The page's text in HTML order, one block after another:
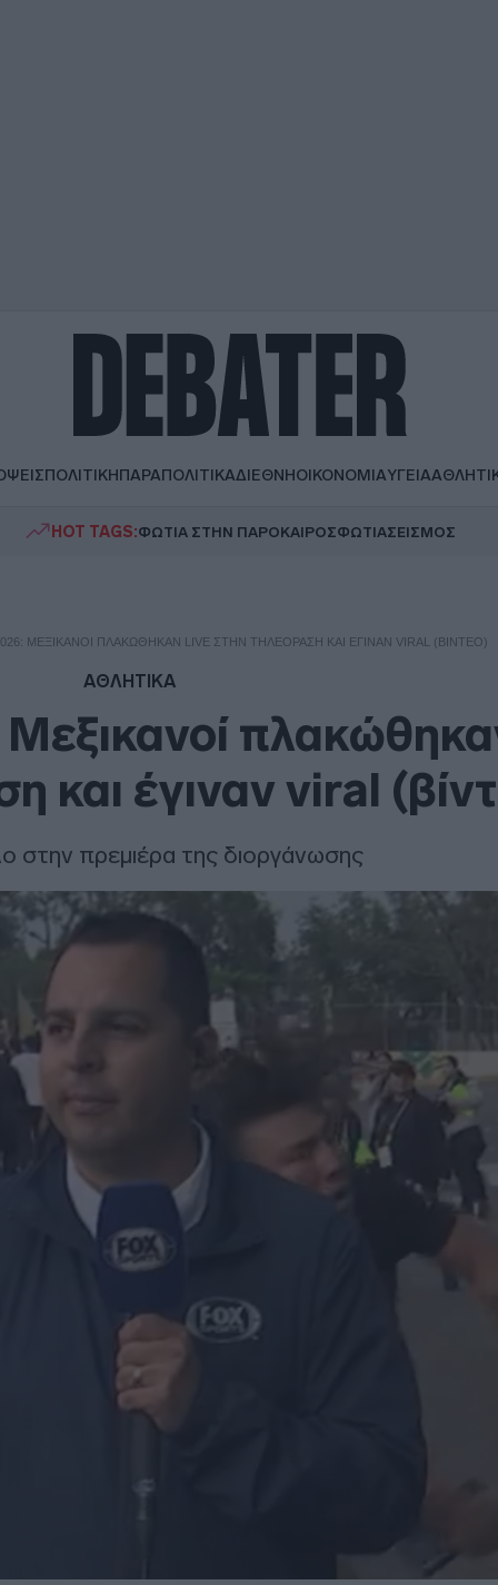
ΠΟΛΙΤΙΚΗΠΑΡΑΠΟΛΙΤΙΚΑΔΙΕΘΝΗΟΙΚΟΝΟΜΙΑΥΓΕΙΑ
HOT TAGS:ΦΩΤΙΑ ΣΤΗΝ ΠΑΡΟΚΑΙΡΟΣΦΩΤΙΑΣΕΙΣΜΟΣ
ΜΕΞΙΚΑΝΟΊ ΠΛΑΚΏΘΗΚΑΝ LIVE ΣΤΗΝ ΤΗΛΕΌΡΑΣΗ ΚΑΙ ΈΓΙΝΑΝ VIRAL (ΒΊΝΤΕΟ)
ΑΘΛΗΤΙΚΑ
και έγιναν viral
στην πρεμιέρα της διοργάνωσης